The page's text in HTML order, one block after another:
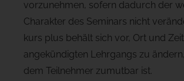
vorzunehmen, sofern dadurch der
Charakter des Seminars nicht
kurs plus behält sich vor, Ort und
angekündigten Lehrgangs zu
dem Teilnehmer zumutbar ist.